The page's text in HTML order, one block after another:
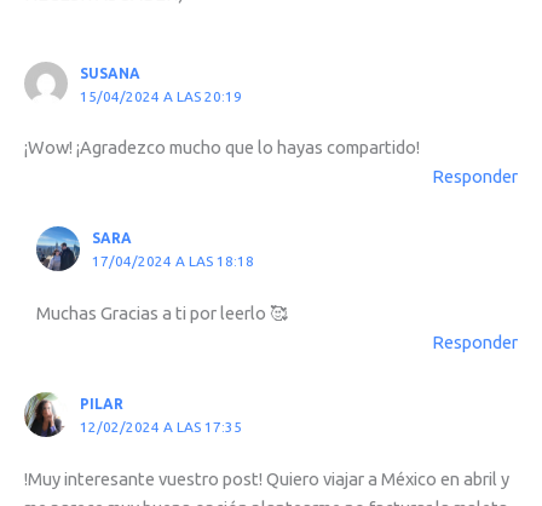
SUSANA
15/04/2024 A LAS 20:19
¡Wow! ¡Agradezco mucho que lo hayas compartido!
Responder
SARA
17/04/2024 A LAS 18:18
Muchas Gracias a ti por leerlo 🥰
Responder
PILAR
12/02/2024 A LAS 17:35
!Muy interesante vuestro post! Quiero viajar a México en abril y